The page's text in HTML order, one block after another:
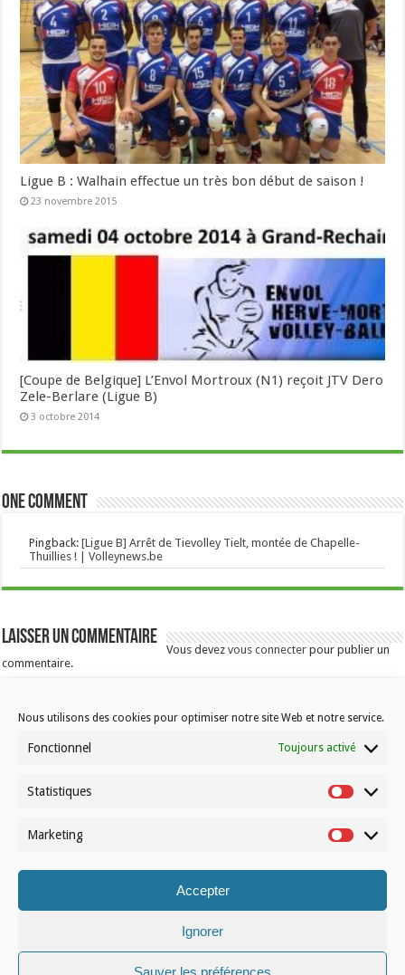
Nous utilisons des cookies pour optimiser notre site Web et notre service.
Fonctionnel Toujours activé
Statistiques
Marketing
Accepter
Ignorer
Sauver les préférences
Ligue B : Walhain effectue un très bon début de saison !
23 novembre 2015
[Coupe de Belgique] L’Envol Mortroux (N1) reçoit JTV Dero
Zele-Berlare (Ligue B)
3 octobre 2014
One comment
Pingback:[Ligue B] Arrêt de Tievolley Tielt, montée de Chapelle-
Thuillies ! | Volleynews.be
Laisser un commentaire
Vous devezvous connecter pour publier un
commentaire.
Choisissez votre formule d’abonnement
© Volleynews.be
Déclaration de confidentialité